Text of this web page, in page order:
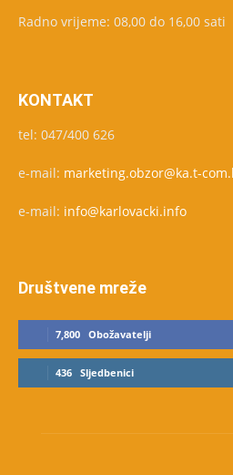
Radno vrijeme: 08,00 do 16,00 sati
KONTAKT
tel: 047/400 626
e-mail: marketing.obzor@ka.t-
e-mail: info@karlovacki.info
Društvene mreže
7,800 Obožavatelji
436 Sljedbenici